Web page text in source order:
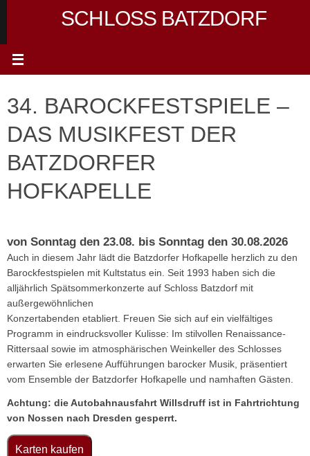
SCHLOSS BATZDORF
34. BAROCKFESTSPIELE –
DAS MUSIKFEST DER
BATZDORFER
HOFKAPELLE
von Sonntag den 23.08. bis Sonntag den 30.08.2026
Auch in diesem Jahr lädt die Batzdorfer Hofkapelle herzlich zu den
Barockfestspielen mit Kultstatus ein. Seit 1993 haben sich die
alljährlich Spätsommerkonzerte auf Schloss Batzdorf mit
außergewöhnlichen
Konzertabenden etabliert. Freuen Sie sich auf ein vielfältiges
Programm in eindrucksvoller Kulisse: Im stilvollen Renaissance-
Rittersaal sowie im atmosphärischen Weinkeller des Schlosses
erwarten Sie erlesene Aufführungen barocker Musik, präsentiert
vom Ensemble der Batzdorfer Hofkapelle und namhaften Gästen.
Achtung: die Autobahnausfahrt Willsdruff ist in Fahrtrichtung
von Nossen nach Dresden gesperrt.
Karten kaufen